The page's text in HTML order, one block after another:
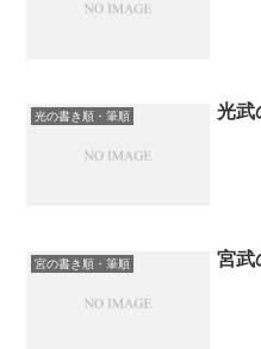
光の書き順・筆順 光武
宮の書き順・筆順 宮武